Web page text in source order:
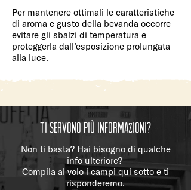
Per mantenere ottimali le caratteristiche
di aroma e gusto della bevanda occorre
evitare gli sbalzi di temperatura e
proteggerla dall’esposizione prolungata
alla luce.
Ti servono più informazioni?
Non ti basta? Hai bisogno di qualche
info ulteriore?
Compila al volo i campi qui sotto e ti
risponderemo.